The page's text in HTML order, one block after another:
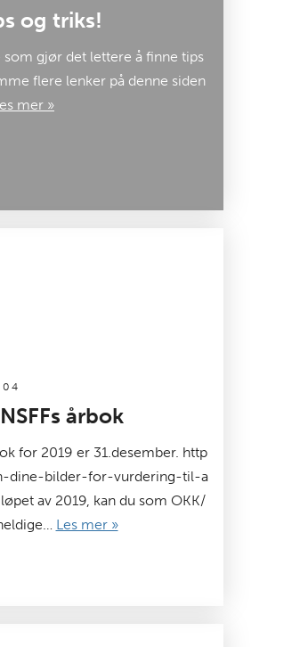
og triks!
som gjør det lettere å finne tips
flere lenker på denne siden
mer »
årbok
for 2019 er 31.desember. http
dine-bilder-for-vurdering-til-a
av 2019, kan du som OKK/
Les mer »